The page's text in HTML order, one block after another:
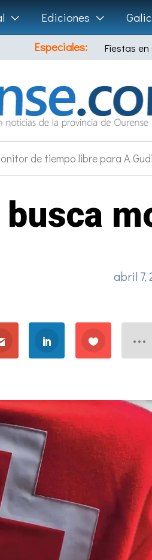
Ediciones
Especiales:
Fiestas
de tiempo libre para A
busca
abril 7,